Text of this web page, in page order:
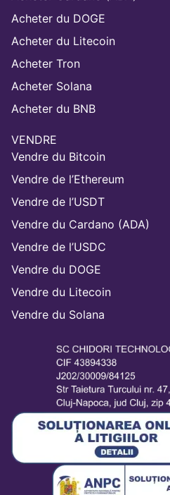
Acheter du DOGE
Acheter du Litecoin
Acheter Tron
Acheter Solana
Acheter du BNB
VENDRE
Vendre du Bitcoin
Vendre de l’Ethereum
Vendre de l’USDT
Vendre du Cardano (ADA)
Vendre de l’USDC
Vendre du DOGE
Vendre du Litecoin
Vendre du Solana